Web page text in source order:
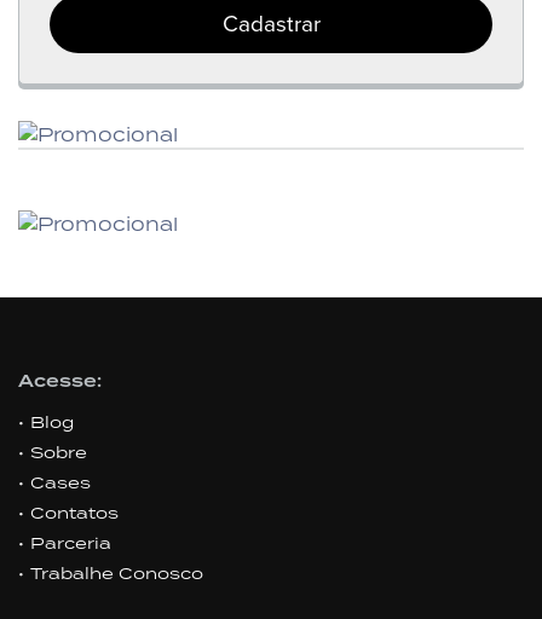
Cadastrar
Acesse:
Blog
Sobre
Cases
Contatos
Parceria
Trabalhe Conosco